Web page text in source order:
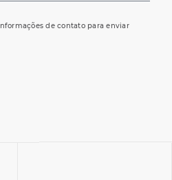
de contato para enviar